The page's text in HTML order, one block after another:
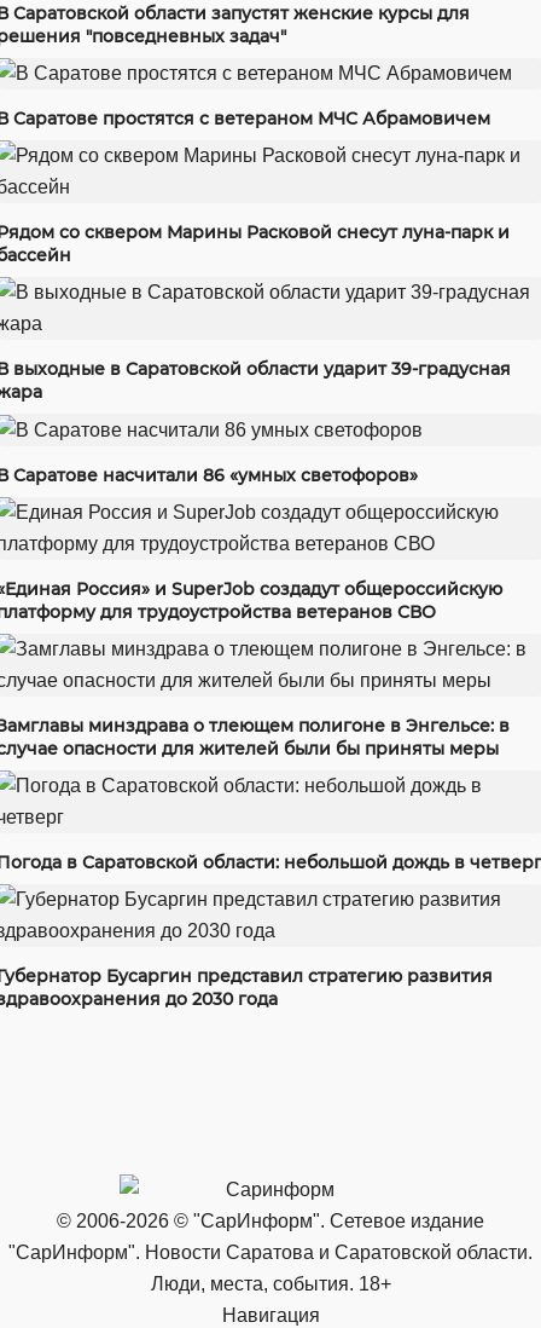
Саратовской области запустят женские курсы для
"повседневных задач"
Саратове простятся с ветераном МЧС Абрамовичем
со сквером Марины Расковой снесут луна-парк и
выходные в Саратовской области ударит 39-градусная
Саратове насчитали 86 «умных светофоров»
Россия» и SuperJob создадут общероссийскую
для трудоустройства ветеранов СВО
минздрава о тлеющем полигоне в Энгельсе: в
опасности для жителей были бы приняты меры
в Саратовской области: небольшой дождь в четверг
Бусаргин представил стратегию развития
до 2030 года
© 2006-2026 © "СарИнформ". Сетевое издание
"СарИнформ". Новости Саратова и Саратовской области.
Люди, места, события. 18+
Навигация